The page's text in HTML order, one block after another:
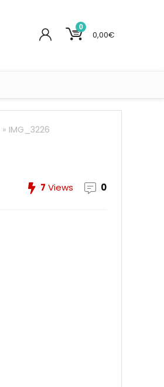
0
0,00€
» IMG_3226
7 Views 0